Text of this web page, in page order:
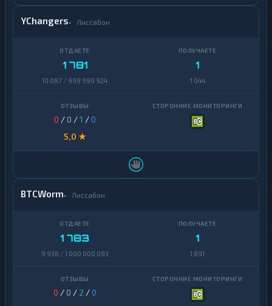
YChangers Лиссабон
1 781
10 087 / 999 999 924
1
1 044
0 / 0 /1 /0
5,0 ★
BTCWorm Лиссабон
1 783
9 938 / 1 000 000 093
1
1 891
0 / 0 / 2 /0